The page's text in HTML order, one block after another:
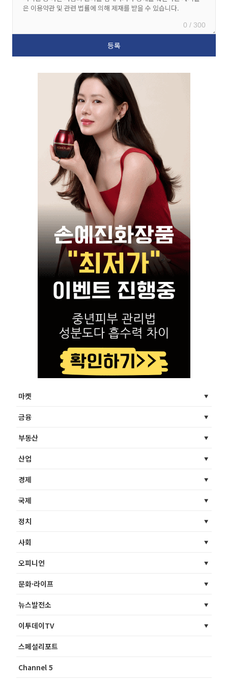
0 / 300
마켓
금융
부동산
산업
경제
국제
정치
사회
오피니언
문화·라이프
뉴스발전소
이투데이TV
스페셜리포트
Channel 5